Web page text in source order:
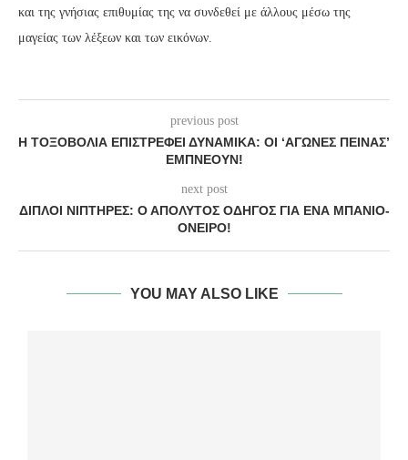
και της γνήσιας επιθυμίας της να συνδεθεί με άλλους μέσω της
μαγείας των λέξεων και των εικόνων.
previous post
Η ΤΟΞΟΒΟΛΊΑ ΕΠΙΣΤΡΈΦΕΙ ΔΥΝΑΜΙΚΆ: ΟΙ ‘ΑΓΏΝΕΣ ΠΕΊΝΑΣ’
ΕΜΠΝΈΟΥΝ!
next post
ΔΙΠΛΟΊ ΝΙΠΤΉΡΕΣ: Ο ΑΠΌΛΥΤΟΣ ΟΔΗΓΌΣ ΓΙΑ ΈΝΑ ΜΠΆΝΙΟ-
ΌΝΕΙΡΟ!
YOU MAY ALSO LIKE